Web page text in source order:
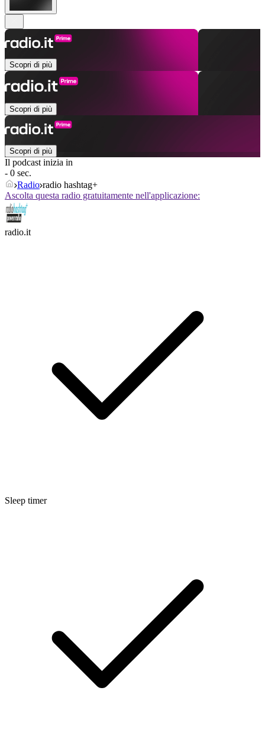
Scopri di più
Scopri di più
Scopri di più
Il podcast inizia in
- 0 sec.
Radio radio hashtag+
Ascolta questa radio gratuitamente nell'applicazione:
radio.it
Sleep timer